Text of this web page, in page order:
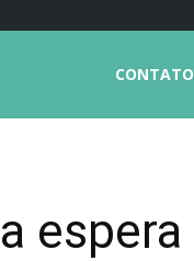
CONTATO
espera